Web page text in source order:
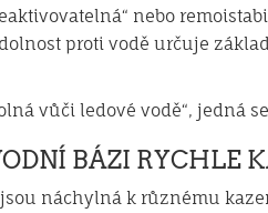
nebo
proti vodě určuje základ
vůči ledové vodě“, jedná
BÁZI RYCHLE
náchylná k různému